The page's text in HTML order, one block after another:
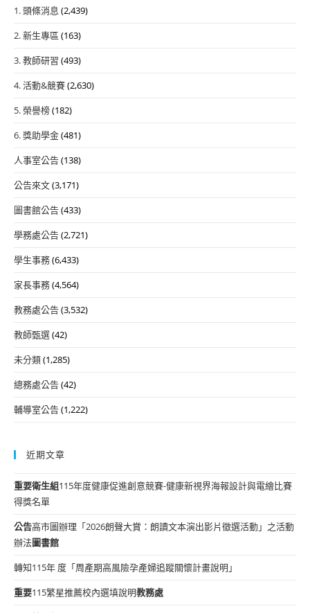
1. 頭條消息 (2,439)
2. 新生專區 (163)
3. 教師研習 (493)
4. 活動&競賽(2,630)
5. 榮譽榜(182)
6. 獎助學金(481)
人事室公告(138)
公告來文(3,171)
圖書館公告(433)
學務處公告(2,721)
學生事務(6,433)
家長事務(4,564)
教務處公告(3,532)
教師甄選(42)
未分類(1,285)
總務處公告(42)
輔導室公告(1,222)
近期文章
重要衛生組115年度健康促進創意競賽-健康新視界海報設計與電繪比賽
得獎名單
公告高市圖辦理「2026朗聲大賞：朗讀文本演出影片徵選活動」之活動
辦法圖書館
轉知115年 度「周產期高風險孕產婦追蹤關懷計畫說明」
重要115繁星推薦校內選填說明教務處